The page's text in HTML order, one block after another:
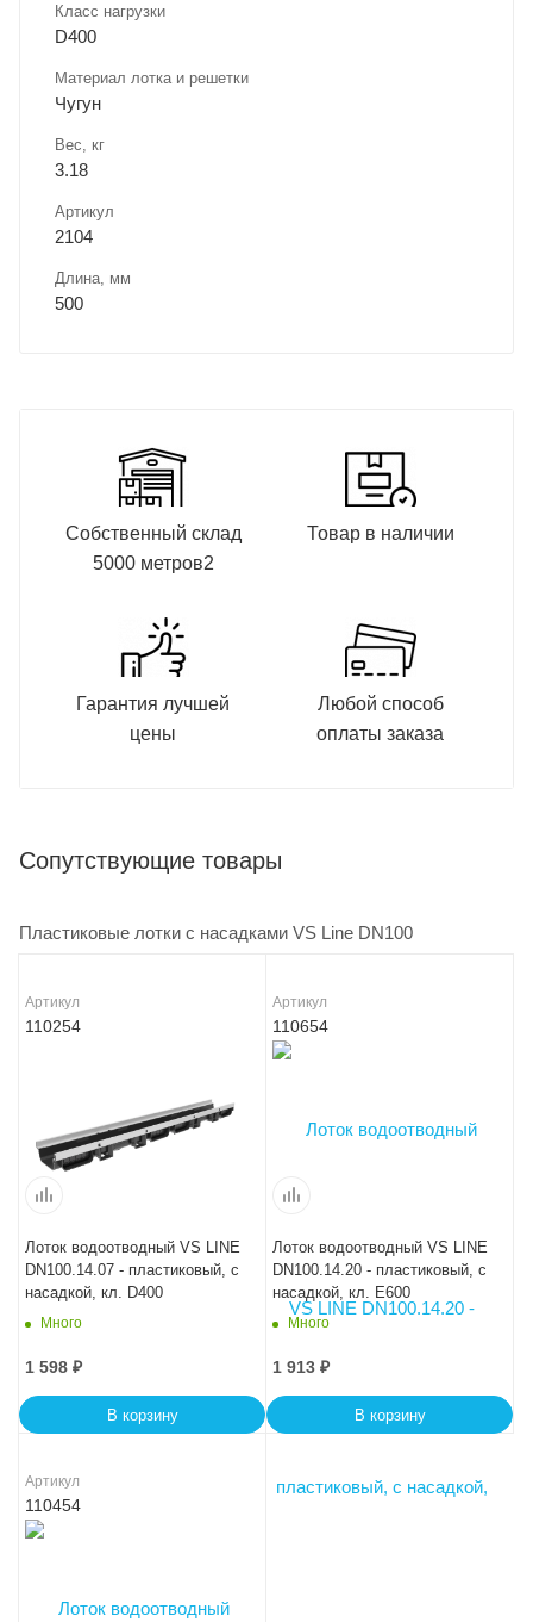
Класс нагрузки
D400
Материал лотка и решетки
Чугун
Вес, кг
3.18
Артикул
2104
Длина, мм
500
Собственный склад
5000 метров2
Товар в наличии
Гарантия лучшей
цены
Любой способ
оплаты заказа
Сопутствующие товары
Пластиковые лотки с насадками VS Line DN100
Артикул
110254
Лоток водоотводный VS LINE
DN100.14.07 - пластиковый, с
насадкой, кл. D400
Много
1 598 ₽
В корзину
Артикул
110654
Лоток водоотводный VS LINE
DN100.14.20 - пластиковый, с
насадкой, кл. Е600
Много
1 913 ₽
В корзину
Артикул
110454